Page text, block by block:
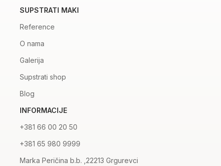
INFORMACIJE
+381 66 00 20 50
+381 65 980 9999
Marka Peričina b.b. ,22213 Grgurevci
SUPSTRATI MAKI
Reference
O nama
Galerija
Supstrati shop
Blog